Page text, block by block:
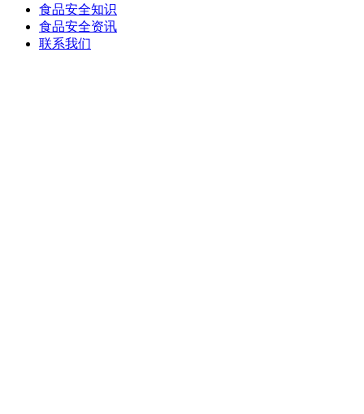
食品安全知识
食品安全资讯
联系我们